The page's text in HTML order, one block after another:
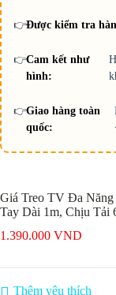
👉Được kiểm tra
👉Cam kết như
hình:
👉Giao hàng toàn
quốc:
Giá Treo TV Đa
Tay Dài 1m, Chịu Tải
1.390.000 VND
Thêm yêu thích